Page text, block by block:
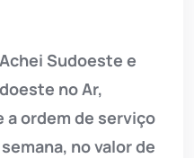
Sudoeste e
no Ar,
a ordem de serviço
no valor de